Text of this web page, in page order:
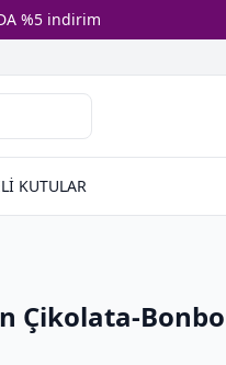
%5 indirim
KUTULAR
Çikolata-